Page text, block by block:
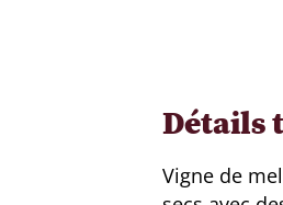
Détails
Vigne de